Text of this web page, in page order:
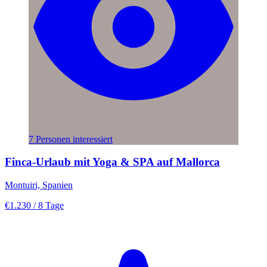
7 Personen interessiert
Finca-Urlaub mit Yoga & SPA auf Mallorca
Montuiri, Spanien
€1.230 / 8 Tage